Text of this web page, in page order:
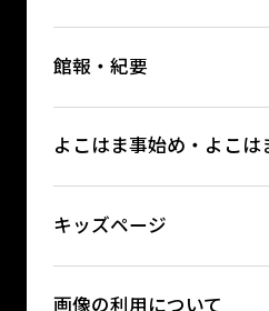
館報・紀要
よこはま事始め・よこ
キッズページ
画像の利用について